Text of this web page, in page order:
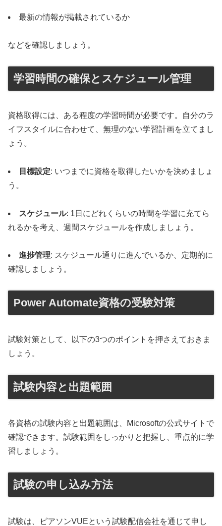
最新の情報が掲載されているか
などを確認しましょう。
学習時間の確保とスケジュール管理
資格取得には、ある程度の学習時間が必要です。自分のラ
イフスタイルに合わせて、無理のない学習計画を立てまし
ょう。
目標設定: いつまでに資格を取得したいかを決めましょ
う。
スケジュール: 1日にどれくらいの時間を学習に充てら
れるかを考え、週間スケジュールを作成しましょう。
進捗管理: スケジュール通りに進んでいるか、定期的に
確認しましょう。
Power Automate資格の受験対策
試験対策として、以下の3つのポイントを押さえておきま
しょう。
試験内容と出題範囲
各資格の試験内容と出題範囲は、Microsoftの公式サイトで
確認できます。試験範囲をしっかりと把握し、重点的に学
習しましょう。
試験の申し込み方法
試験は、ピアソンVUEという試験配信会社を通じて申し